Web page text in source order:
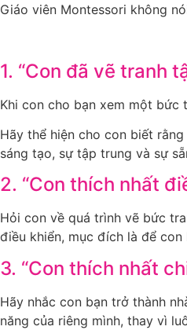
Giáo viên Montessori không
1. “Con đã vẽ tranh
Khi con cho bạn xem một bức
Hãy thể hiện cho con biết
sáng tạo, sự tập trung và sự
2. “Con thích nhất
Hỏi con về quá trình vẽ bức
điều khiển, mục đích là để
3. “Con thích nhất
Hãy nhắc con bạn trở thành
năng của riêng mình, thay vì